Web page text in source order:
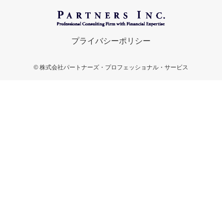
プライバシーポリシー
© 株式会社パートナーズ・プロフェッショナル・サービス